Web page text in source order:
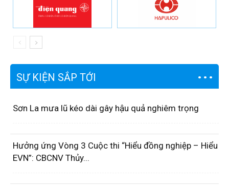
SỰ KIỆN SẮP TỚI
Sơn La mưa lũ kéo dài gây hậu quả nghiêm trọng
Hưởng ứng Vòng 3 Cuộc thi “Hiểu đồng nghiệp – Hiểu
EVN”: CBCNV Thủy...